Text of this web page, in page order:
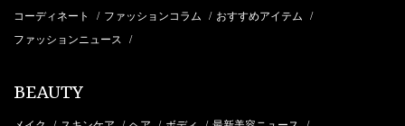
コーディネート / ファッションコラム / おすすめアイテム /
ファッションニュース /
BEAUTY